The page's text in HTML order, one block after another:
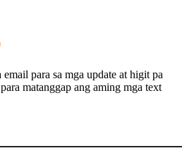
para sa mga update at higit pa
para matanggap ang aming mga text